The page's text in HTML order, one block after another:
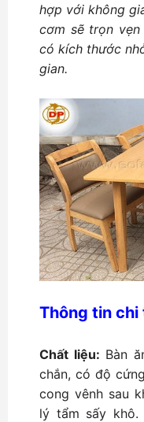
hợp với không
cơm sẽ trọn vẹn
có kích thước
gian.
Thông tin chi
Chất liệu: Bàn
chắn, có độ
cong vênh sau
lý tẩm sấy